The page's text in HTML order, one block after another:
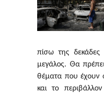
πίσω της δεκάδες
μεγάλος. Θα
θέματα που έχουν
και το